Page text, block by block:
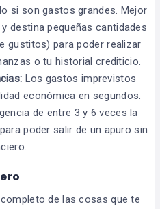
si son gastos grandes. Mejor
destina pequeñas cantidades
gustitos) para poder realizar
o tu historial crediticio.
Los gastos imprevistos
económica en segundos.
de entre 3 y 6 veces la
poder salir de un apuro sin
de las cosas que te